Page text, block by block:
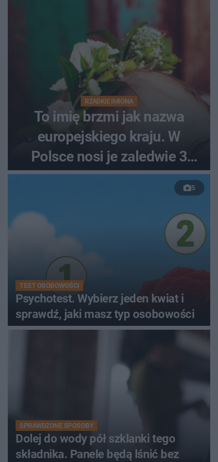
RZADKIE IMIONA
To imię brzmi jak nazwa
europejskiego kraju. W
Polsce nosi je zaledwie 3
kobiety
5
TEST OSOBOWOŚCI
Psychotest. Wybierz jeden kwiat i
sprawdź, jaki masz typ osobowości
SPRAWDZONE SPOSOBY
Dolej do wody pół szklanki tego
składnika. Panele będą lśnić bez